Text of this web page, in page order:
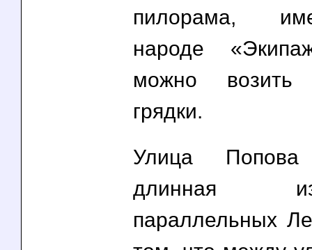
пилорама,
народе
можно
грядки.
Улица
длинная
параллельных